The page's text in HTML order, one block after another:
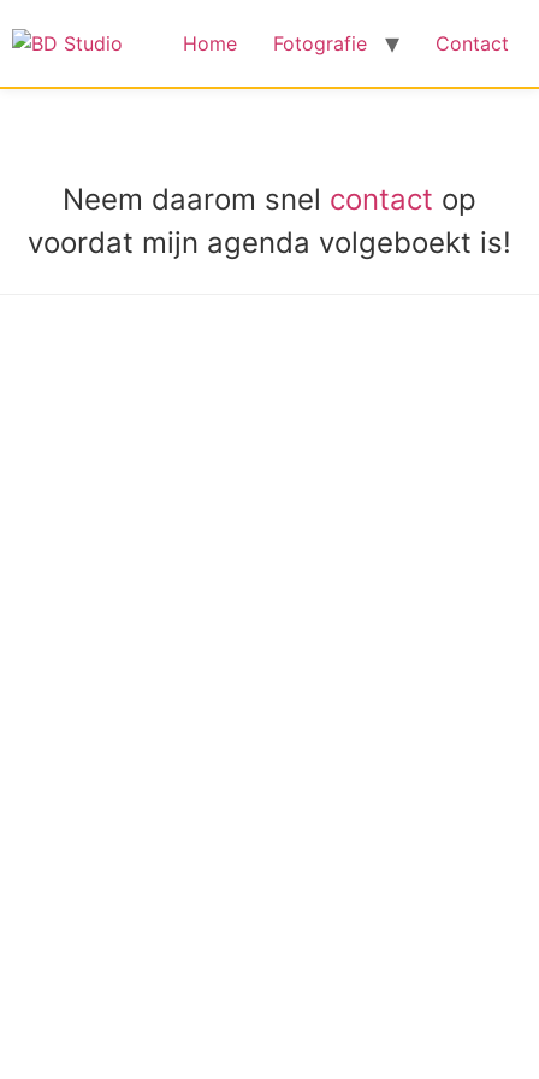
Home Fotografie Contact
Neem daarom snel contact op
voordat mijn agenda volgeboekt is!